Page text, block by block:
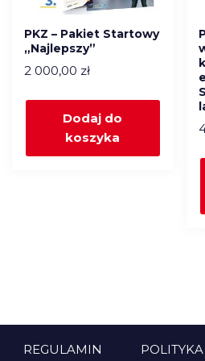
PKZ – Pakiet Startowy
„Najlepszy”
2 000,00 zł
Dodaj do
koszyka
REGULAMIN